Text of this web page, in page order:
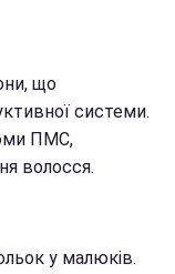
що
системи.
ПМС,
волосся.
у малюків.